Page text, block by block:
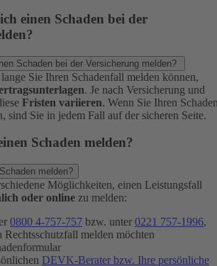
einen Schaden bei der
Schaden bei der Versicherung melden?
Sie Ihren Schadenfall melden können,
. Je nach Versicherung und
Fristen variieren. Wenn Sie Ihren
sind Sie in jedem Fall auf der sicheren Seite.
Schaden melden?
melden?
Möglichkeiten, einen Leistungsfall
oder online zu melden:
0800 4-757-757 bzw. unter 0221 757-1996,
Rechtsschutzfall melden möchten
DEVK-Berater bzw. Ihre persönliche